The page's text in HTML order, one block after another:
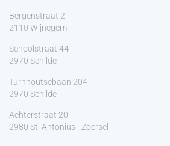
Bergenstraat 2
2110 Wijnegem
Schoolstraat 44
2970 Schilde
Turnhoutsebaan 204
2970 Schilde
Achterstraat 20
2980 St. Antonius - Zoersel